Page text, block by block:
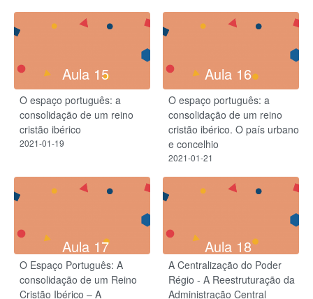
Aula 15
O espaço português: a
consolidação de um reino
cristão ibérico
2021-01-19
Aula 16
O espaço português: a
consolidação de um reino
cristão ibérico. O país urbano
e concelhio
2021-01-21
Aula 17
O Espaço Português: A
consolidação de um Reino
Cristão Ibérico – A
Aula 18
A Centralização do Poder
Régio - A Reestruturação da
Administração Central